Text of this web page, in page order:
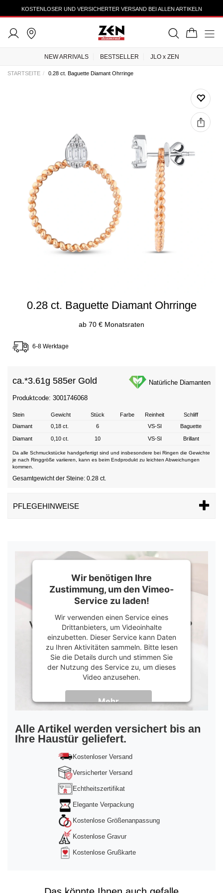
KOSTENLOSER UND VERSICHERTER VERSAND BEI ALLEN ARTIKELN
NEW ARRIVALS BESTSELLER JLO x ZEN
STARTSEITE 0.28 ct. Baguette Diamant Ohrringe
0.28 ct. Baguette Diamant Ohrringe
ab 70 € Monatsraten
6-8 Werktage
ca.*3.61g 585er Gold Natürliche Diamanten
Produktcode: 3001746068
Stein Gewicht Stück Farbe Reinheit
Schliff
Diamant
0,18 ct. 6 VS-SI Baguette
Diamant 0,10 ct. 10 VS-SI Brillant
Da alle Schmuckstücke handgefertigt sind und insbesondere bei Ringen die Gewichte
je nach Ringgröße variieren, kann es beim Endprodukt zu leichten Abweichungen
kommen.
Gesamtgewicht der Steine: 0.28 ct.
PFLEGEHINWEISE
Wir benötigen Ihre
Zustimmung, um den Vimeo-
Service zu laden!
Wir verwenden einen Service eines
Drittanbieters, um Videoinhalte
einzubetten. Dieser Service kann Daten
zu Ihren Aktivitäten sammeln. Bitte lesen
Sie die Details durch und stimmen Sie
der Nutzung des Service zu, um dieses
Video anzusehen.
Mehr
Informationen
Akzeptieren
powered byUsercentrics Consent
Management Platform&Trusted Shops
Alle Artikel werden versichert bis an
Ihre Haustür geliefert.
Kostenloser Versand
Versicherter Versand
Echtheitszertifikat
Elegante Verpackung
Kostenlose Größenanpassung
Kostenlose Gravur
Kostenlose Grußkarte